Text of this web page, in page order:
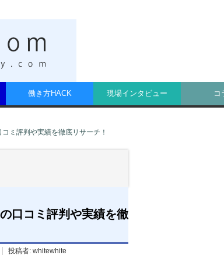
働き方HACK 現場インタビュー コ
ミ評判や実績を徹底リサーチ！
口コミ評判や実績を徹
投稿者: whitewhite